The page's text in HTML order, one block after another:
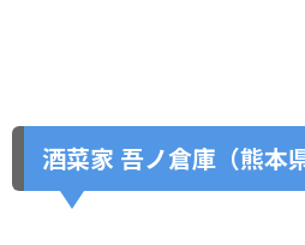
酒菜家 吾ノ倉庫（熊本